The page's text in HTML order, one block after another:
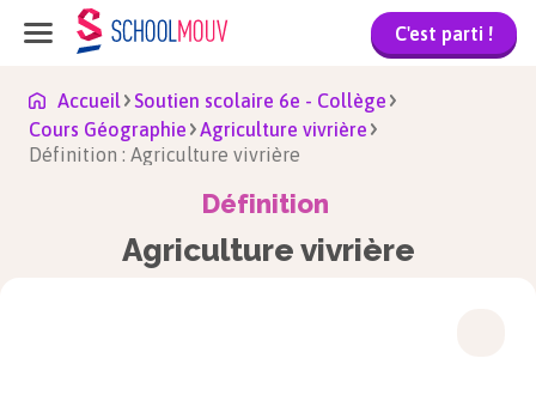
C'est parti !
Accueil
Soutien scolaire 6e - Collège
Cours Géographie
Agriculture vivrière
Définition : Agriculture vivrière
Définition
Agriculture vivrière